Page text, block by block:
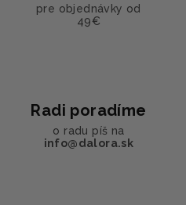
pre objednávky od
49€
Radi poradíme
o radu píš na
info@dalora.sk